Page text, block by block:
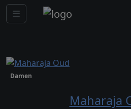
Beliebte Produkte
Damen
Maharaja